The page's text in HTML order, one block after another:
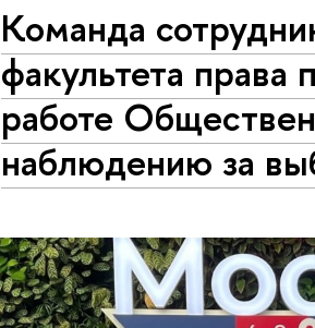
Команда
факультета права
работе
наблюдению за